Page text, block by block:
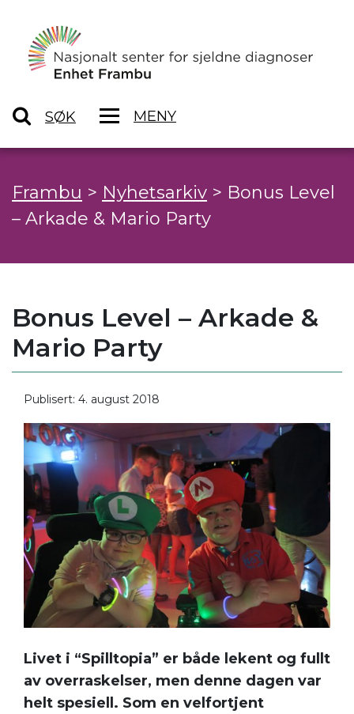
SØK MENY
Frambu > Nyhetsarkiv > Bonus Level
– Arkade & Mario Party
Bonus Level – Arkade &
Mario Party
Publisert: 4. august 2018
Livet i “Spilltopia” er både lekent og fullt
av overraskelser, men denne dagen var
helt spesiell. Som en velfortjent